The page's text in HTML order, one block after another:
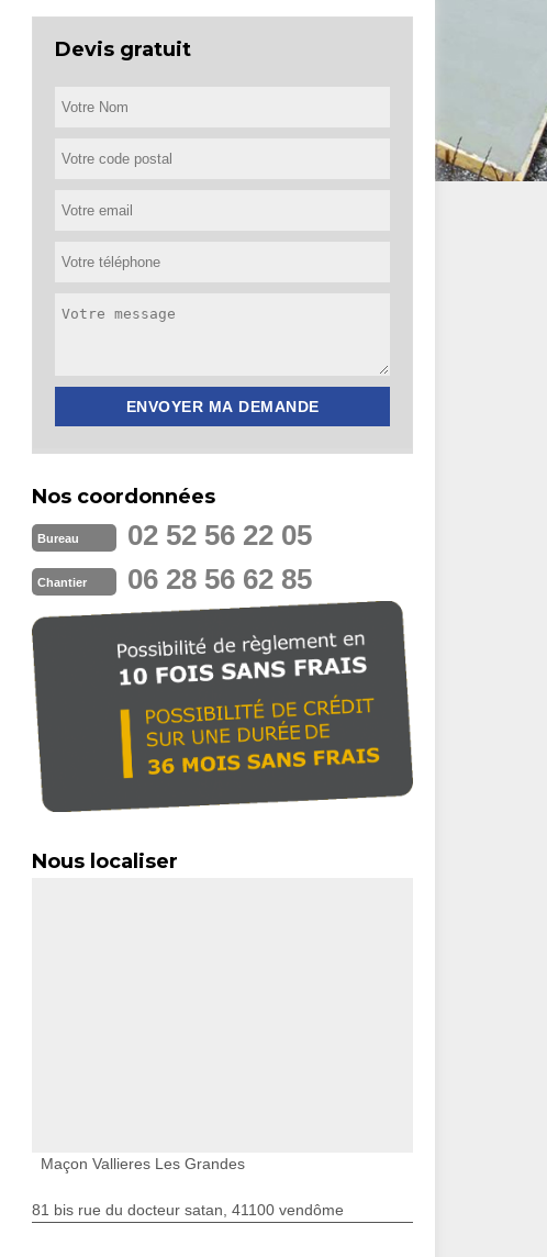
Devis gratuit
Nos coordonnées
Bureau 02 52 56 22 05
Chantier 06 28 56 62 85
Nous localiser
Maçon Vallieres Les Grandes
81 bis rue du docteur satan, 41100 vendôme